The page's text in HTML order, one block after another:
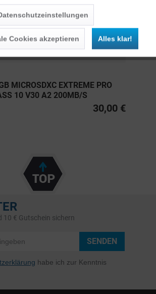
MICROSDXC EXTREME PRO
10 V30 A2 200MB/S
30,00 €
10 € Gutschein sichern
SENDEN
habe ich zur Kenntnis
Cookies akzeptieren Alles klar!